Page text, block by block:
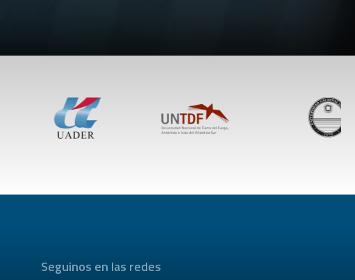
Seguinos en las redes